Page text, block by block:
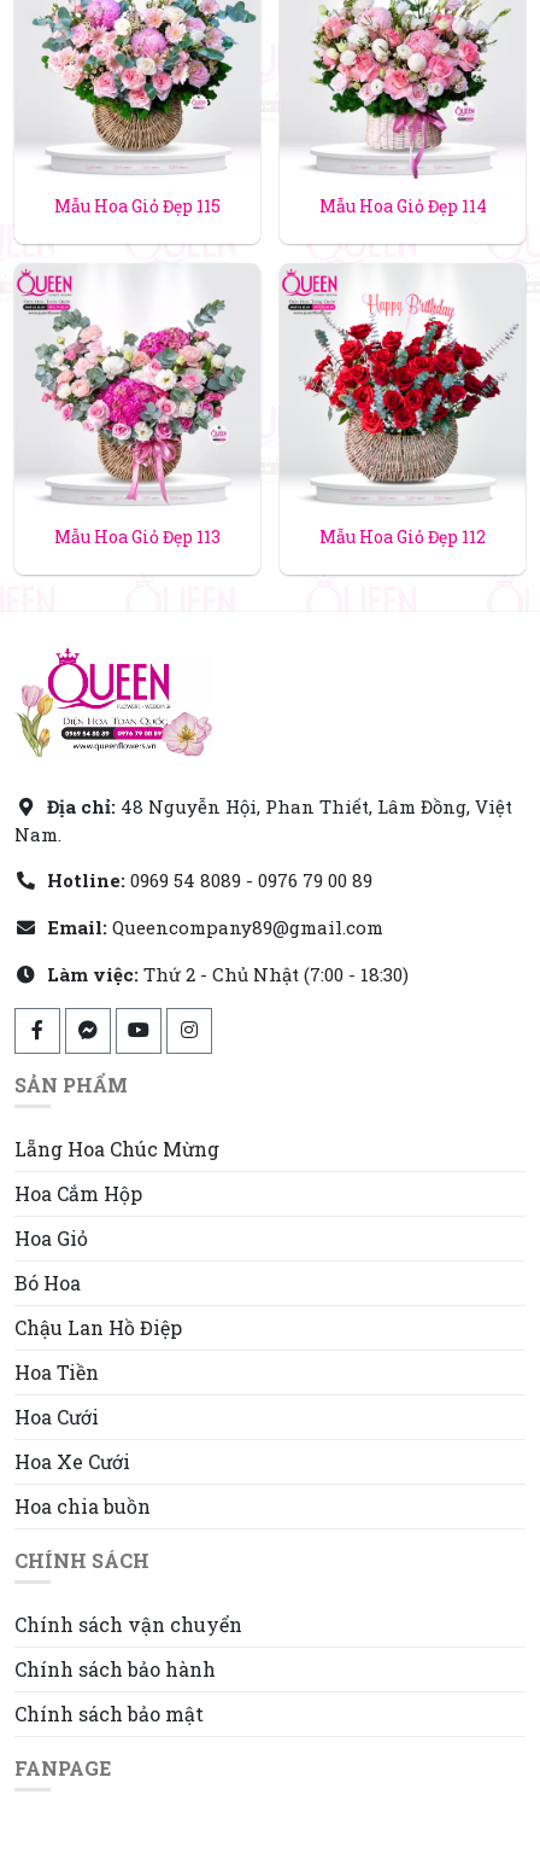
Mẫu Hoa Giỏ Đẹp 115 Mẫu Hoa Giỏ Đẹp 114
Mẫu Hoa Giỏ Đẹp 113 Mẫu Hoa Giỏ Đẹp 112
Địa chỉ: 48 Nguyễn Hội, Phan Thiết, Lâm Đồng, Việt
Nam.
Hotline: 0969 54 8089 - 0976 79 00 89
Email: Queencompany89@gmail.com
Làm việc: Thứ 2 - Chủ Nhật (7:00 - 18:30)
SẢN PHẨM
Lẵng Hoa Chúc Mừng
Hoa Cắm Hộp
Hoa Giỏ
Bó Hoa
Chậu Lan Hồ Điệp
Hoa Tiền
Hoa Cưới
Hoa Xe Cưới
Hoa chia buồn
CHÍNH SÁCH
Chính sách vận chuyển
Chính sách bảo hành
Chính sách bảo mật
FANPAGE